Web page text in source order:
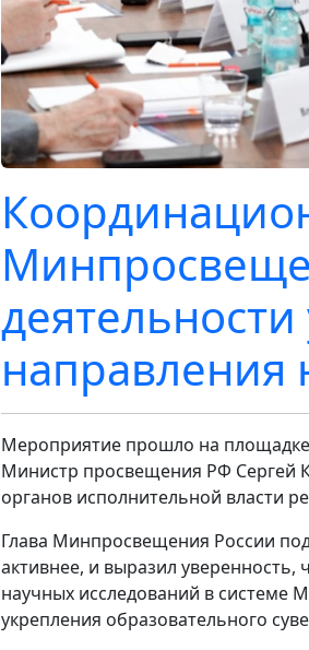
направления
Мероприятие прошло на
Министр просвещения РФ Сергей
органов исполнительной власти
Глава Минпросвещения России
активнее, и выразил
научных исследований в системе
укрепления образовательного